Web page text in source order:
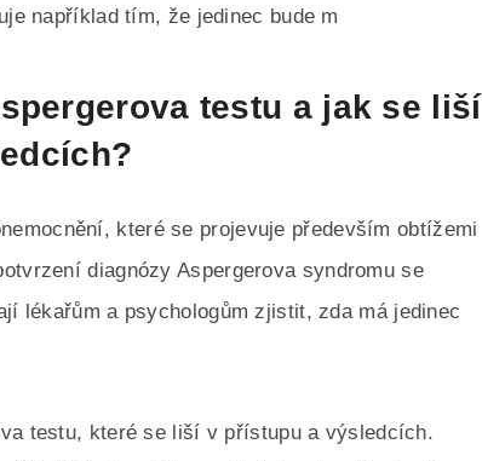
například tím, že jedinec bude m
testu a jak se liší
které se projevuje především obtížemi
diagnózy Aspergerova syndromu se
lékařům a psychologům zjistit, zda má jedinec
testu, které se liší v přístupu a výsledcích.